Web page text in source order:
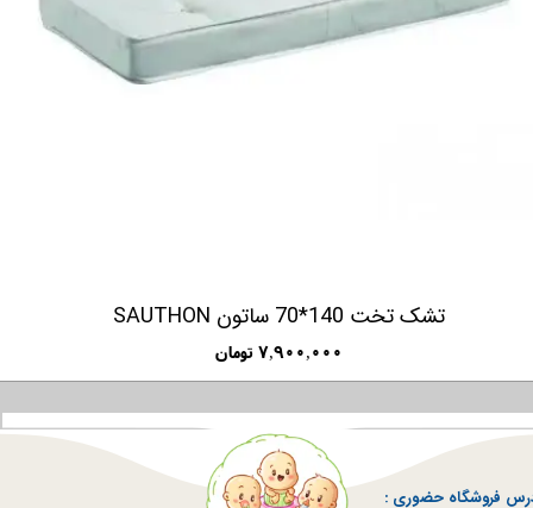
تشک تخت 140*70 ساتون SAUTHON
۷,۹۰۰,۰۰۰ تومان
فروشگاه حضوری :